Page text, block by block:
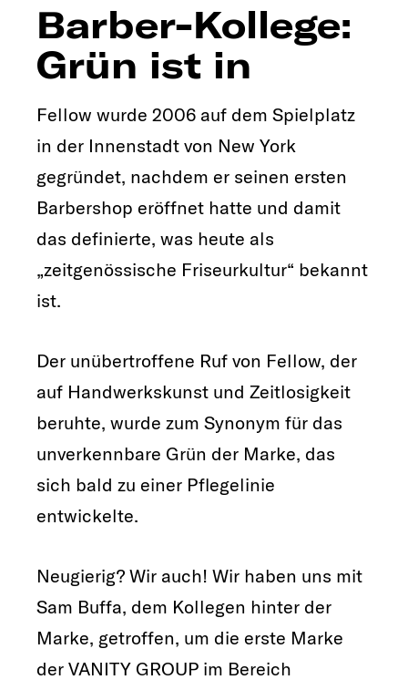
Barber-Kollege:
Grün ist in
Fellow wurde 2006 auf dem Spielplatz
in der Innenstadt von New York
gegründet, nachdem er seinen ersten
Barbershop eröffnet hatte und damit
das definierte, was heute als
„zeitgenössische Friseurkultur“ bekannt
ist.
Der unübertroffene Ruf von Fellow, der
auf Handwerkskunst und Zeitlosigkeit
beruhte, wurde zum Synonym für das
unverkennbare Grün der Marke, das
sich bald zu einer Pflegelinie
entwickelte.
Neugierig? Wir auch! Wir haben uns mit
Sam Buffa, dem Kollegen hinter der
Marke, getroffen, um die erste Marke
der VANITY GROUP im Bereich